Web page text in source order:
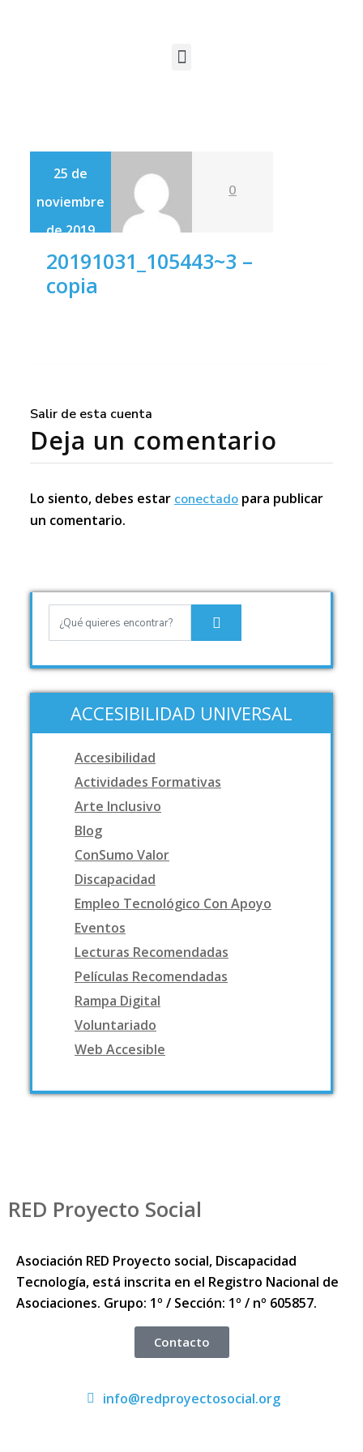
25 de
noviembre
de 2019
0
20191031_105443~3 –
copia
Salir de esta cuenta
Deja un comentario
Lo siento, debes estar conectado para publicar
un comentario.
ACCESIBILIDAD UNIVERSAL
Accesibilidad
Actividades Formativas
Arte Inclusivo
Blog
ConSumo Valor
Discapacidad
Empleo Tecnológico Con Apoyo
Eventos
Lecturas Recomendadas
Películas Recomendadas
Rampa Digital
Voluntariado
Web Accesible
RED Proyecto Social
Asociación RED Proyecto social, Discapacidad
Tecnología, está inscrita en el Registro Nacional de
Asociaciones. Grupo: 1º / Sección: 1º / nº 605857.
Contacto
info@redproyectosocial.org